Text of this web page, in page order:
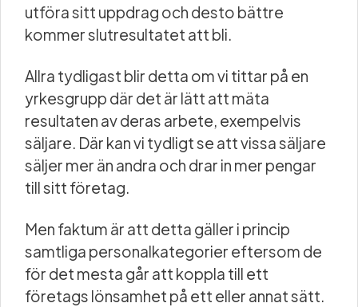
utföra sitt uppdrag och desto bättre
kommer slutresultatet att bli.
Allra tydligast blir detta om vi tittar på en
yrkesgrupp där det är lätt att mäta
resultaten av deras arbete, exempelvis
säljare. Där kan vi tydligt se att vissa säljare
säljer mer än andra och drar in mer pengar
till sitt företag.
Men faktum är att detta gäller i princip
samtliga personalkategorier eftersom de
för det mesta går att koppla till ett
företags lönsamhet på ett eller annat sätt.